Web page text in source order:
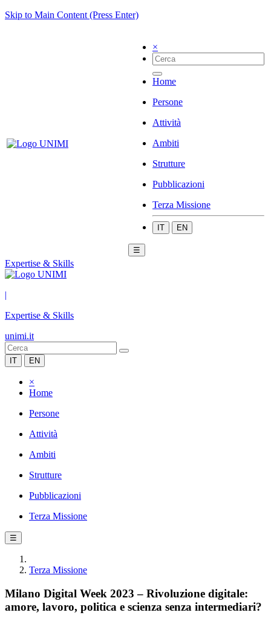
Skip to Main Content (Press Enter)
×
Home
Persone
Attività
Ambiti
Strutture
Pubblicazioni
Terza Missione
IT EN
☰
Expertise & Skills
|
Expertise & Skills
unimi.it
IT EN
×
Home
Persone
Attività
Ambiti
Strutture
Pubblicazioni
Terza Missione
☰
Terza Missione
Milano Digital Week 2023 – Rivoluzione digitale:
amore, lavoro, politica e scienza senza intermediari?